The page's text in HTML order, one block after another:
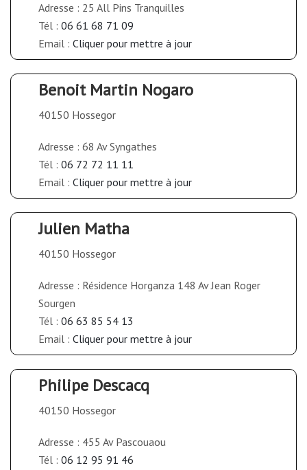
Adresse : 25 All Pins Tranquilles
Tél : 06 61 68 71 09
Email : Cliquer pour mettre à jour
Benoit Martin Nogaro
40150 Hossegor
Adresse : 68 Av Syngathes
Tél : 06 72 72 11 11
Email : Cliquer pour mettre à jour
Julien Matha
40150 Hossegor
Adresse : Résidence Horganza 148 Av Jean Roger
Sourgen
Tél : 06 63 85 54 13
Email : Cliquer pour mettre à jour
Philipe Descacq
40150 Hossegor
Adresse : 455 Av Pascouaou
Tél : 06 12 95 91 46